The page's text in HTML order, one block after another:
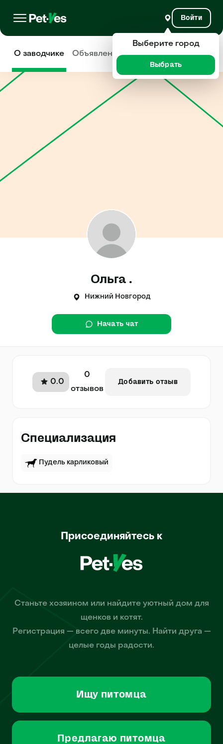
Войти
О заводчике Объявления Отзывы
Ольга .
Нижний Новгород
Начать чат
0.0
0
отзывов
Добавить отзыв
Специализация
Пудель карликовый
Присоединяйтесь к
Станьте хозяином или найдите уютный дом для
щенков и котят.
Регистрация — всего две минуты. Найти друга —
целые годы радости.
Ищу питомца
Предлагаю питомца
Выберите город
Выбрать